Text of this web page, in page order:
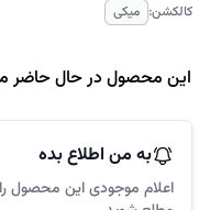
کالکشن: میکی
این محصول در حال حاضر
به من اطلاع بده
اعلام موجودی این محصول